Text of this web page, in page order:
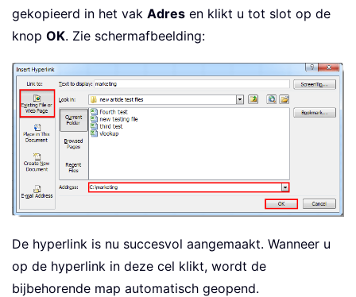
gekopieerd in het vak Adres en klikt u tot slot op de
knop OK. Zie schermafbeelding:
De hyperlink is nu succesvol aangemaakt. Wanneer u
op de hyperlink in deze cel klikt, wordt de
bijbehorende map automatisch geopend.